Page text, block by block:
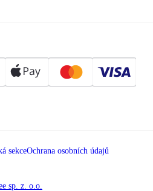
sekceOchrana osobních údajů
sp. z. o.o.